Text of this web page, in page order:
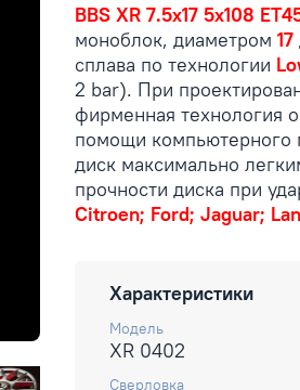
BBS XR 7.5x17 5x108
моноблок, диаметром 17
сплава по технологии
2 bar). При
фирменная технология
помощи компьютерного
диск максимально
прочности диска при
Citroen; Ford; Jaguar;
Характеристики
Модель
XR 0402
Сверловка